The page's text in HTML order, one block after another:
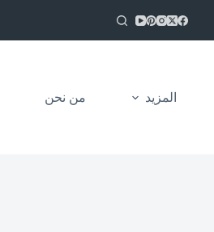
المزيد من نحن